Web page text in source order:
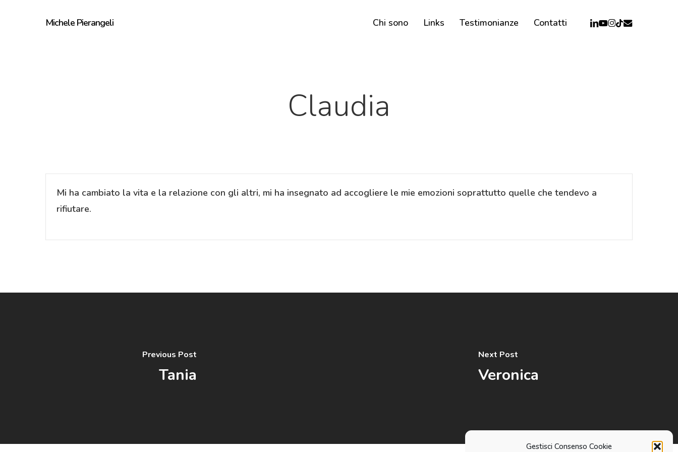
Gestisci Consenso Cookie
Michele Pierangeli Chi sono Links Testimonianze Contatti linkedin
youtube
instagram
tiktokemail
Claudia
Mi ha cambiato la vita e la relazione con gli altri, mi ha insegnato ad accogliere le mie emozioni soprattutto quelle che tendevo a
rifiutare.
Previous Post
Tania
Next Post
Veronica